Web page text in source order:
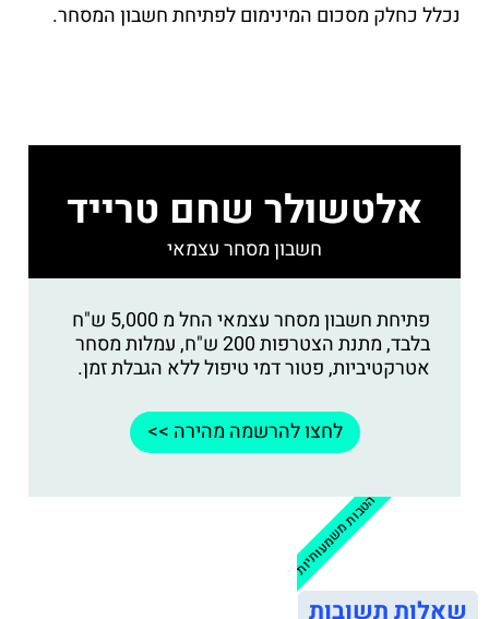
נכלל כחלק מסכום המינימום לפתיחת חשבון המסחר.
אלטשולר שחם טרייד
חשבון מסחר עצמאי
פתיחת חשבון מסחר עצמאי החל מ 5,000 ש"ח
בלבד, מתנת הצטרפות 200 ש"ח, עמלות מסחר
אטרקטיביות, פטור דמי טיפול ללא הגבלת זמן.
לחצו להרשמה מהירה >>
הטבות משמעותיות
שאלות תשובות